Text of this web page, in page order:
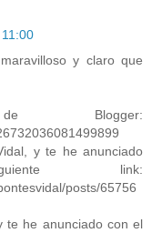
y claro que
Blogger:
y te he anunciado
link:
posts/65756
te he anunciado con el